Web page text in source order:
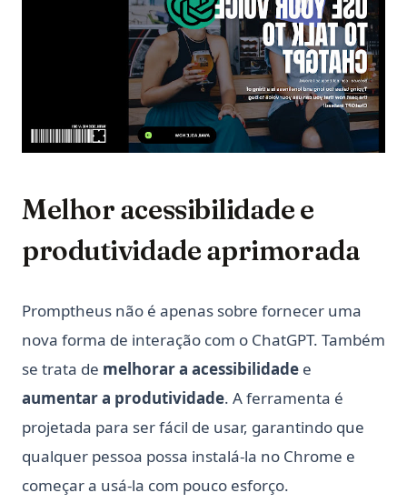
Melhor acessibilidade e
produtividade aprimorada
Promptheus não é apenas sobre fornecer uma
nova forma de interação com o ChatGPT. Também
se trata de melhorar a acessibilidade e
aumentar a produtividade. A ferramenta é
projetada para ser fácil de usar, garantindo que
qualquer pessoa possa instalá-la no Chrome e
começar a usá-la com pouco esforço.